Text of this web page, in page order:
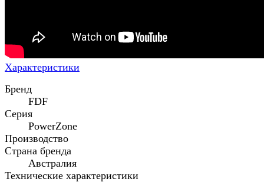
Характеристики
Бренд
FDF
Серия
PowerZone
Производство
Страна бренда
Австралия
Технические характеристики